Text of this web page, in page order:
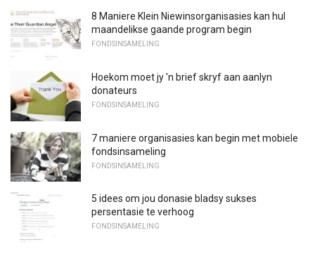
8 Maniere Klein Niewinsorganisasies kan hul
maandelikse gaande program begin
FONDSINSAMELING
Hoekom moet jy 'n brief skryf aan aanlyn
donateurs
FONDSINSAMELING
7 maniere organisasies kan begin met mobiele
fondsinsameling
FONDSINSAMELING
5 idees om jou donasie bladsy sukses
persentasie te verhoog
FONDSINSAMELING